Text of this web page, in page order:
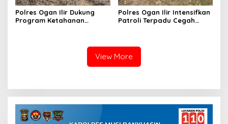
Polres Ogan Ilir Dukung
Program Ketahanan
Polres Ogan Ilir Intensifkan
Patroli Terpadu Cegah
View More